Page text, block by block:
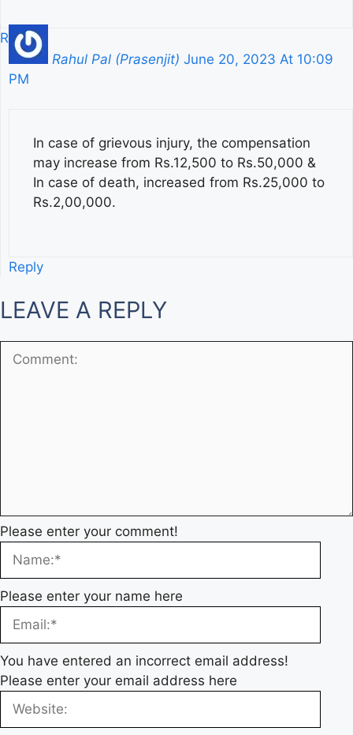
Reply
Rahul Pal (Prasenjit) June 20, 2023 At 10:09
PM
In case of grievous injury, the compensation
may increase from Rs.12,500 to Rs.50,000 &
In case of death, increased from Rs.25,000 to
Rs.2,00,000.
Reply
LEAVE A REPLY
Please enter your comment!
Please enter your name here
You have entered an incorrect email address!
Please enter your email address here